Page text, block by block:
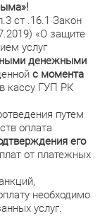
ст .16.1 Закон
«О защите
услуг
денежными
с момента
кассу ГУП РК
путем
оплата
его
от платежных
необходимо
услуг.